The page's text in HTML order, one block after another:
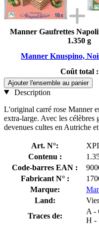
Manner Gaufrettes
1.350 g
Manner Knuspino,
Coût total :
Ajouter l'ensemble au panier
Description
L'original carré rose Manner
extra-large. Avec les célèbres
devenues cultes en Autriche
Art. N°:
Contenu :
Code-barres EAN :
Fabricant N° :
Marque:
Land:
Traces de:
A -
H -